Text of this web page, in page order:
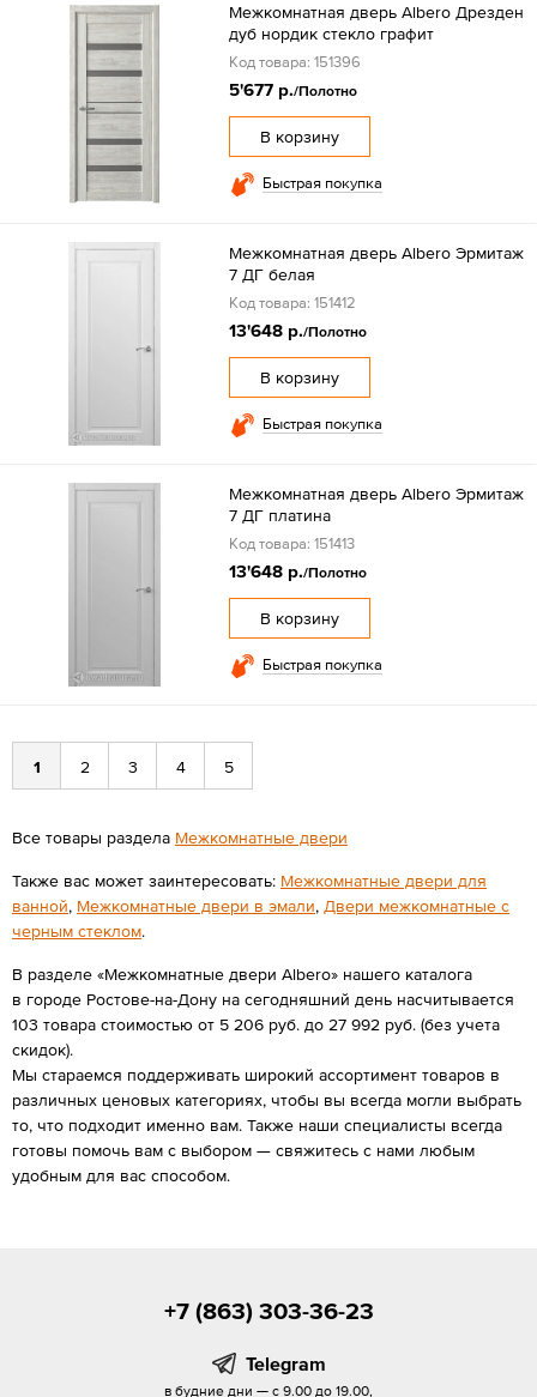
Межкомнатная дверь Albero Дрезден
дуб нордик стекло графит
Код товара: 151396
5'677 р./Полотно
В корзину
Быстрая покупка
Межкомнатная дверь Albero Эрмитаж
7 ДГ белая
Код товара: 151412
13'648 р./Полотно
В корзину
Быстрая покупка
Межкомнатная дверь Albero Эрмитаж
7 ДГ платина
Код товара: 151413
13'648 р./Полотно
В корзину
Быстрая покупка
1 2 3 4 5
Все товары раздела Межкомнатные двери
Также вас может заинтересовать: Межкомнатные двери для
ванной, Межкомнатные двери в эмали, Двери межкомнатные с
черным стеклом.
В разделе «Межкомнатные двери Albero» нашего каталога
в городе Ростове-на-Дону на сегодняшний день насчитывается
103 товара стоимостью от 5 206 руб. до 27 992 руб. (без учета
скидок).
Мы стараемся поддерживать широкий ассортимент товаров в
различных ценовых категориях, чтобы вы всегда могли выбрать
то, что подходит именно вам. Также наши специалисты всегда
готовы помочь вам с выбором — свяжитесь с нами любым
удобным для вас способом.
+7 (863) 303-36-23
Telegram
в будние дни — с 9.00 до 19.00,